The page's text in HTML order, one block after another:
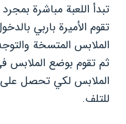
تبدأ اللعبة مباشرة
تقوم الأميرة باربي
الملابس المتسخة
ثم تقوم بوضع
الملابس لكي تحصل
للتلف.